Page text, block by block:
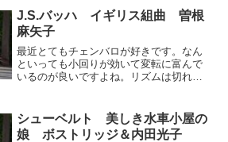
かめつつ前進する感じで、所によっては
かなり厳かに響きます。左...
J.S.バッハ イギリス組曲 曽根
麻矢子
最近とてもチェンバロが好きです。なん
といっても小回りが効いて変転に富んで
いるのが良いですよね。リズムは切れま
ますが。チェンバロの音はとある本によ
れば「禁欲的」らしく、ブ...
シューベルト 美しき水車小屋の
娘 ボストリッジ＆内田光子